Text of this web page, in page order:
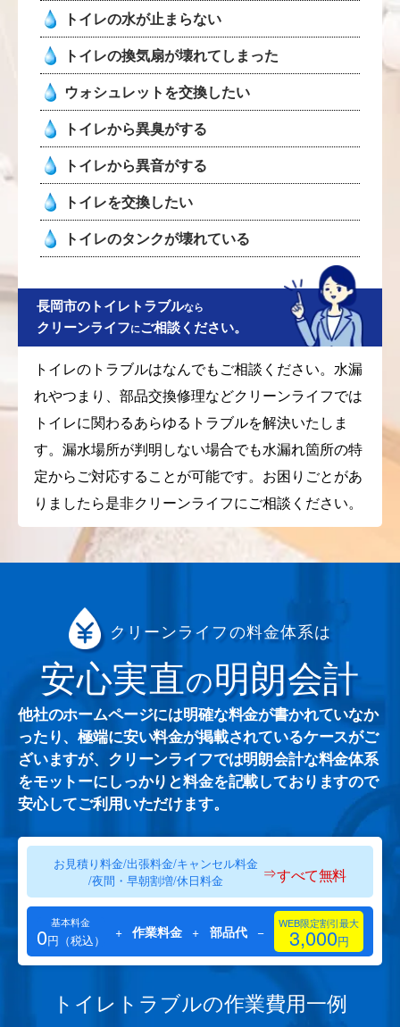
トイレの水が止まらない
トイレの換気扇が壊れてしまった
ウォシュレットを交換したい
トイレから異臭がする
トイレから異音がする
トイレを交換したい
トイレのタンクが壊れている
長岡市のトイレトラブルなら
クリーンライフにご相談ください。
トイレのトラブルはなんでもご相談ください。水漏
れやつまり、部品交換修理などクリーンライフでは
トイレに関わるあらゆるトラブルを解決いたしま
す。漏水場所が判明しない場合でも水漏れ箇所の特
定からご対応することが可能です。お困りごとがあ
りましたら是非クリーンライフにご相談ください。
クリーンライフの料金体系は
安心実直の明朗会計
他社のホームページには明確な料金が書かれていなか
ったり、極端に安い料金が掲載されているケースがご
ざいますが、クリーンライフでは明朗会計な料金体系
をモットーにしっかりと料金を記載しておりますので
安心してご利用いただけます。
お見積り料金/出張料金/キャンセル料金
/夜間・早朝割増/休日料金
⇒すべて無料
基本料金
0円（税込） + 作業料金 + 部品代 − WEB限定割引最大
3,000円
トイレトラブルの作業費用一例